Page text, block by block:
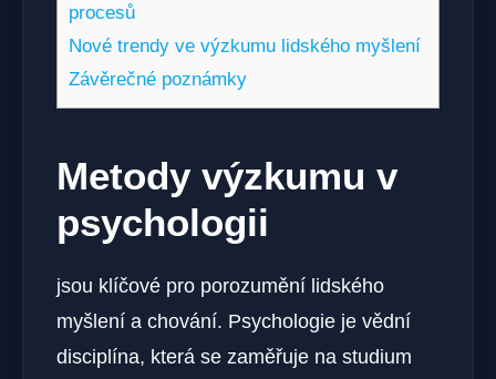
procesů
Nové trendy ve výzkumu lidského myšlení
Závěrečné poznámky
Metody výzkumu v
psychologii
jsou klíčové pro porozumění lidského
myšlení a chování. Psychologie je vědní
disciplína, která se zaměřuje na studium